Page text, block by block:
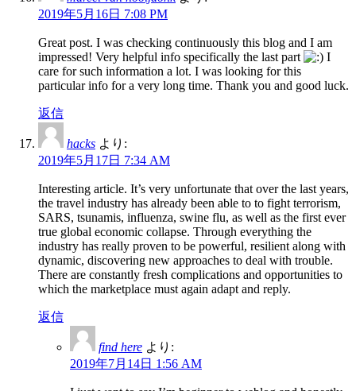
2019年5月16日 7:08 PM
Great post. I was checking continuously this blog and I am
impressed! Very helpful info specifically the last part
I
care for such information a lot. I was looking for this
particular info for a very long time. Thank you and good luck.
返信
hacks より:
2019年5月17日 7:34 AM
Interesting article. It’s very unfortunate that over the last years,
the travel industry has already been able to to fight terrorism,
SARS, tsunamis, influenza, swine flu, as well as the first ever
true global economic collapse. Through everything the
industry has really proven to be powerful, resilient along with
dynamic, discovering new approaches to deal with trouble.
There are constantly fresh complications and opportunities to
which the marketplace must again adapt and reply.
返信
find here より:
2019年7月14日 1:56 AM